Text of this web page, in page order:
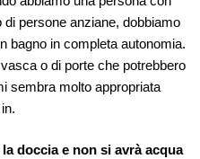
persone anziane, dobbiamo
bagno in completa autonomia.
o di porte che potrebbero
sembra molto appropriata
doccia e non si avrà acqua